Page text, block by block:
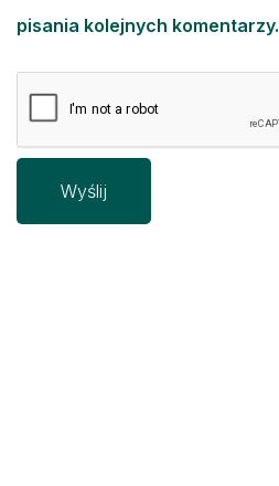
pisania kolejnych komentarzy.